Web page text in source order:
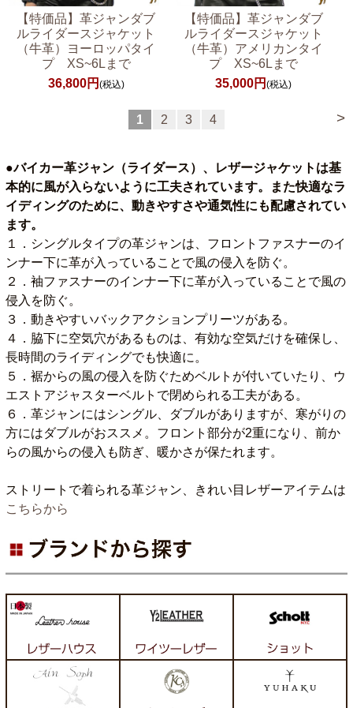
【特価品】革ジャンダブ
ルライダースジャケット
（牛革）ヨーロッパタイ
プ XS~6Lまで
36,800円 (税込)
【特価品】革ジャンダブ
ルライダースジャケット
（牛革）アメリカンタイ
プ XS~6Lまで
35,000円(税込)
>
1 2 3 4
●バイカー革ジャン（ライダース）、レザージャケットは基
本的に風が入らないように工夫されています。また快適なラ
イディングのために、動きやすさや通気性にも配慮されてい
ます。
１．シングルタイプの革ジャンは、フロントファスナーのイ
ンナー下に革が入っていることで風の侵入を防ぐ。
２．袖ファスナーのインナー下に革が入っていることで風の
侵入を防ぐ。
３．動きやすいバックアクションプリーツがある。
４．脇下に空気穴があるものは、有効な空気だけを確保し、
長時間のライディングでも快適に。
５．裾からの風の侵入を防ぐためベルトが付いていたり、ウ
エストアジャスターベルトで閉められる工夫がある。
６．革ジャンにはシングル、ダブルがありますが、寒がりの
方にはダブルがおススメ。フロント部分が2重になり、前か
らの風からの侵入も防ぎ、暖かさが保たれます。
ストリートで着られる革ジャン、きれい目レザーアイテムは
こちらから